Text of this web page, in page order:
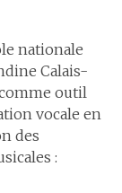
nationale
Calais-
outil
vocale en
des
: